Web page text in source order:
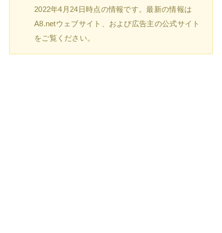
2022年4月24日時点の情報です。最新の情報は
A8.netウェブサイト、および広告主の公式サイト
をご覧ください。